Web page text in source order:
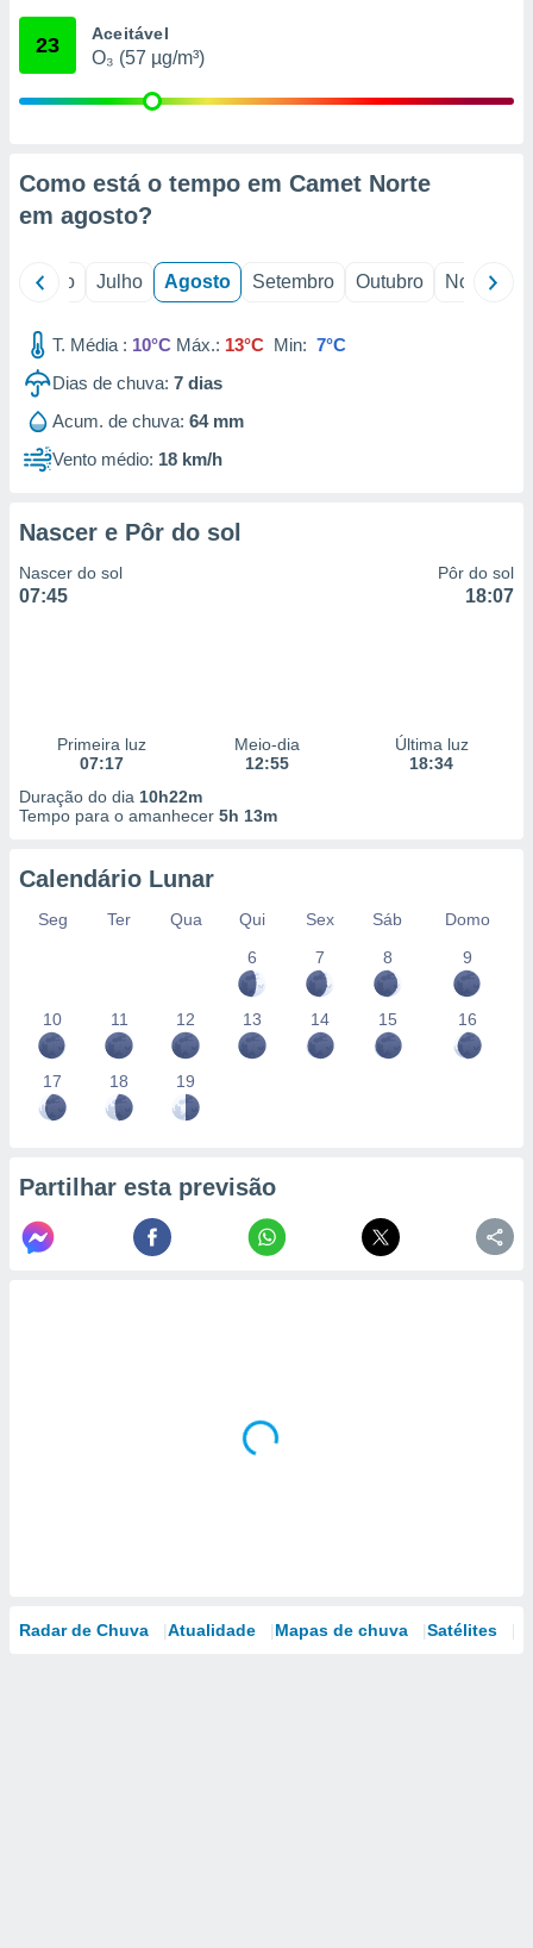
através
1199
23 Aceitável
O₃ (57 µg/m³)
Como está o tempo em Camet Norte
em agosto?
Junho Julho Agosto Setembro Outubro Novembro
T. Média : 10°C Máx.: 13°C Min: 7°C
Dias de chuva: 7 dias
Acum. de chuva: 64 mm
Vento médio: 18 km/h
Nascer e Pôr do sol
Nascer do sol
07:45
Pôr do sol
18:07
Primeira luz
07:17
Meio-dia
12:55
Última luz
18:34
Duração do dia 10h22m
Tempo para o amanhecer 5h 13m
Calendário Lunar
Seg Ter Qua Qui Sex Sáb
Domo
6
7 8 9
10 11 12 13 14 15 16
17 18 19
Partilhar esta previsão
Radar de Chuva Atualidade Mapas de chuva Satélites